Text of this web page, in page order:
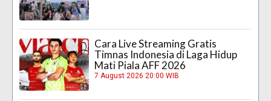
Cara Live Streaming Gratis
Timnas Indonesia di Laga Hidup
Mati Piala AFF 2026
7 August 2026 20:00 WIB